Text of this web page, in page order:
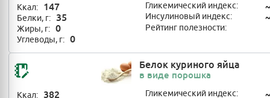
Ккал: 147
Белки, г: 35
Жиры, г: 0
Углеводы, г: 0
Гликемический индекс: ~
Инсулиновый индекс: ~
Рейтинг полезности:
Белок куриного яйца
в виде порошка
Ккал: 382 Гликемический индекс: ~